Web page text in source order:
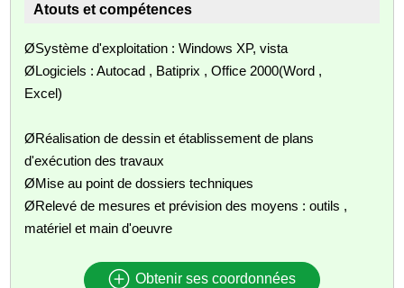
Atouts et compétences
ØSystème d'exploitation : Windows XP, vista
ØLogiciels : Autocad , Batiprix , Office 2000(Word ,
Excel)
ØRéalisation de dessin et établissement de plans
d'exécution des travaux
ØMise au point de dossiers techniques
ØRelevé de mesures et prévision des moyens : outils ,
matériel et main d'oeuvre
Obtenir ses coordonnées